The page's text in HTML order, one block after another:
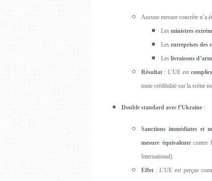
Aucune mesure concrète n’a
Les ministres
Les entreprises des
Les livraisons
Résultat : L’UE est
toute crédibilité sur la scène
Double standard avec l’Ukraine :
Sanctions immédiates et
mesure équivalentecontre
International).
Effet : L’UE est perçue